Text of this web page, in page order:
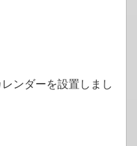
ンダーを設置しまし